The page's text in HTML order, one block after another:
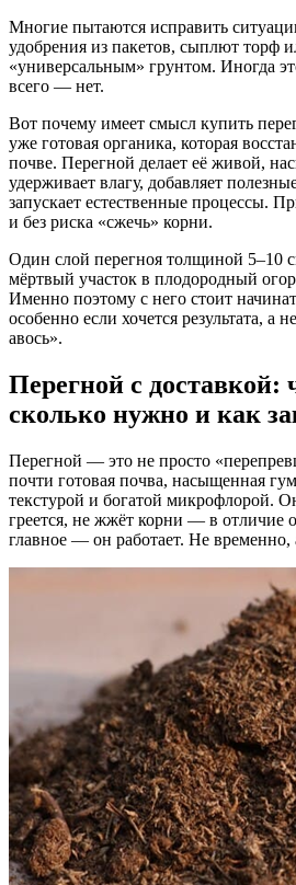
Многие пытаются исправить
удобрения из пакетов, сыплют торф
«универсальным» грунтом. Иногда
всего — нет.
Вот почему имеет смысл купить
уже готовая органика, которая
почве. Перегной делает её живой,
удерживает влагу, добавляет
запускает естественные процессы.
и без риска «сжечь» корни.
Один слой перегноя толщиной 5–10
мёртвый участок в плодородный
Именно поэтому с него стоит
особенно если хочется результата, а
авось».
Перегной с доставкой:
сколько нужно и как
Перегной — это не просто
почти готовая почва, насыщенная
текстурой и богатой микрофлорой.
греется, не жжёт корни — в отличие
главное — он работает. Не временно,